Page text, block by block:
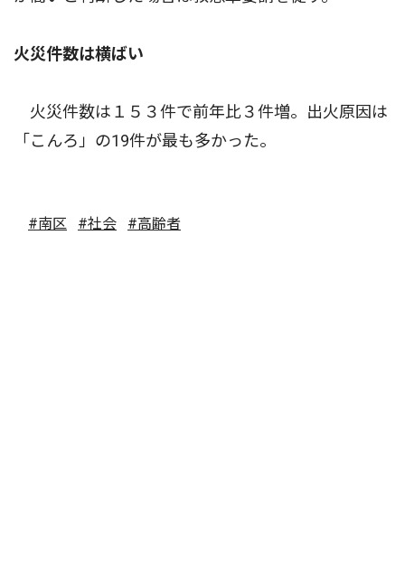
火災件数は横ばい
火災件数は１５３件で前年比３件増。出火原因は
「こんろ」の19件が最も多かった。
#南区 #社会 #高齢者